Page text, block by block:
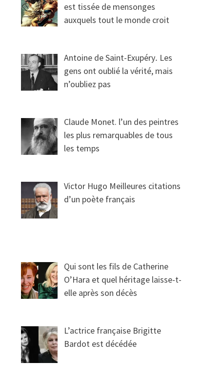
est tissée de mensonges
auxquels tout le monde croit
Antoine de Saint-Exupéry․ Les
gens ont oublié la vérité, mais
n’oubliez pas
Claude Monet. l’un des peintres
les plus remarquables de tous
les temps
Victor Hugo Meilleures citations
d’un poète français
Qui sont les fils de Catherine
O’Hara et quel héritage laisse-t-
elle après son décès
L’actrice française Brigitte
Bardot est décédée